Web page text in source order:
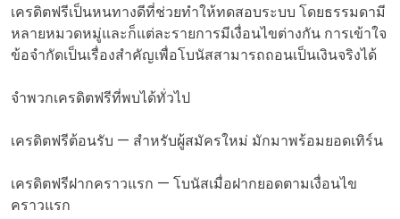
เครดิตฟรีเป็นหนทางดีที่ช่วยทำให้ทดสอบระบบ โดยธรรมดามี
หลายหมวดหมู่และก็แต่ละรายการมีเงื่อนไขต่างกัน การเข้าใจ
ข้อจำกัดเป็นเรื่องสำคัญเพื่อโบนัสสามารถถอนเป็นเงินจริงได้
จำพวกเครดิตฟรีที่พบได้ทั่วไป
เครดิตฟรีต้อนรับ — สำหรับผู้สมัครใหม่ มักมาพร้อมยอดเทิร์น
เครดิตฟรีฝากคราวแรก — โบนัสเมื่อฝากยอดตามเงื่อนไข
คราวแรก